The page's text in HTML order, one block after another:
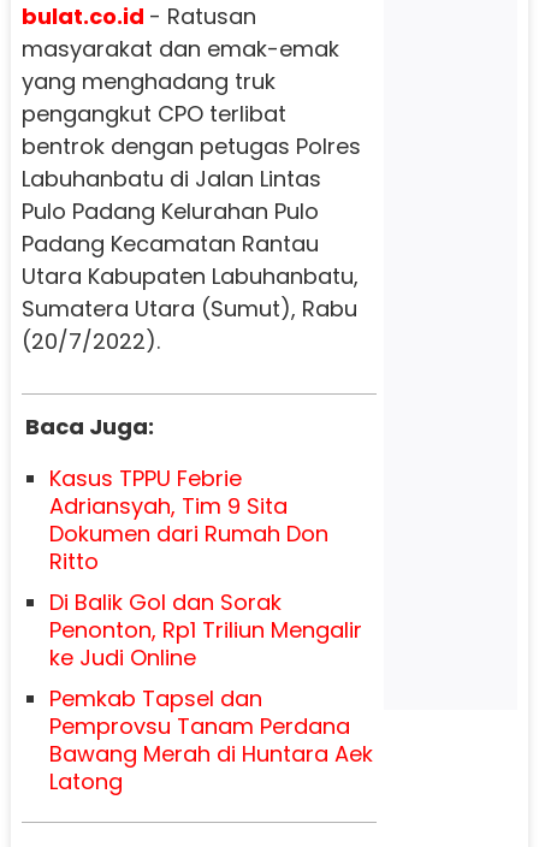
bulat.co.id - Ratusan
masyarakat dan emak-emak
yang menghadang truk
pengangkut CPO terlibat
bentrok dengan petugas Polres
Labuhanbatu di Jalan Lintas
Pulo Padang Kelurahan Pulo
Padang Kecamatan Rantau
Utara Kabupaten Labuhanbatu,
Sumatera Utara (Sumut), Rabu
(20/7/2022).
Baca Juga:
Kasus TPPU Febrie
Adriansyah, Tim 9 Sita
Dokumen dari Rumah Don
Ritto
Di Balik Gol dan Sorak
Penonton, Rp1 Triliun Mengalir
ke Judi Online
Pemkab Tapsel dan
Pemprovsu Tanam Perdana
Bawang Merah di Huntara Aek
Latong